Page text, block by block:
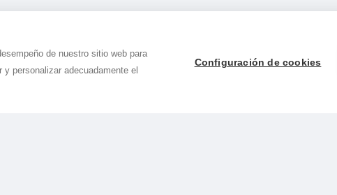
de nuestro sitio web para
personalizar adecuadamente el
Configuración de cookies